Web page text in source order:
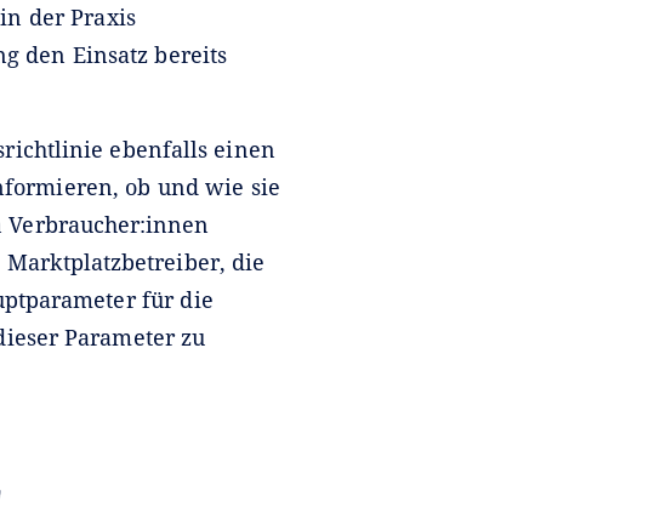
der Praxis
den Einsatz bereits
ebenfalls einen
ob und wie sie
Marktplatzbetreiber, die
für die
Parameter zu